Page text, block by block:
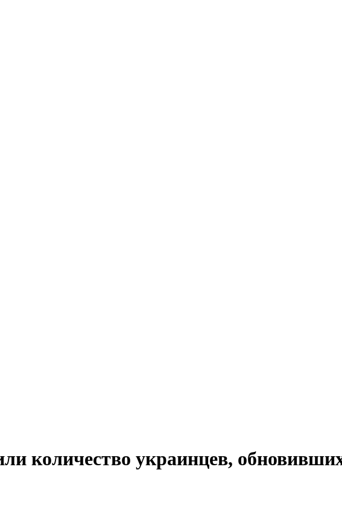
количество украинцев,